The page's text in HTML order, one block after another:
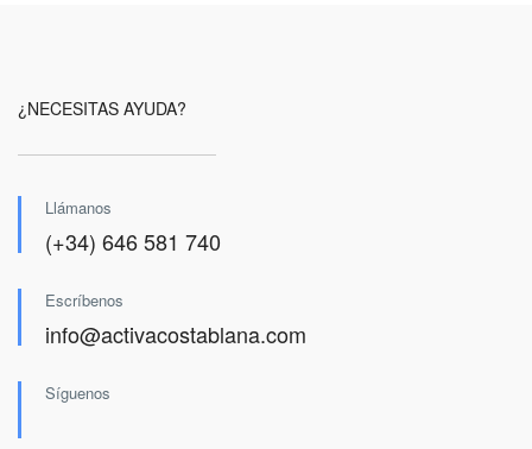
¿NECESITAS AYUDA?
Llámanos
(+34) 646 581 740
Escríbenos
info@activacostablana.com
Síguenos